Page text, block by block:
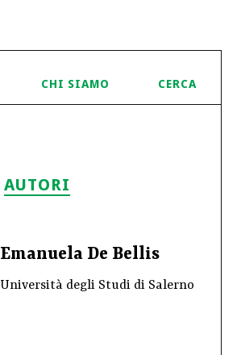
CHI SIAMO CERCA
AUTORI
Emanuela De Bellis
Università degli Studi di Salerno